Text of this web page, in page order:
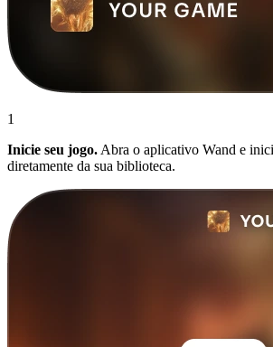
1
Inicie seu jogo. Abra o aplicativo Wand e
diretamente da sua biblioteca.